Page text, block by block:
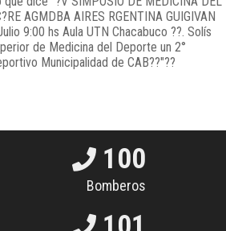
100
Bomberos